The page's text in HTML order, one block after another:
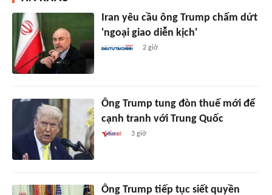
Iran yêu cầu ông Trump chấm dứt
'ngoại giao diễn kịch'
2 giờ
Ông Trump tung đòn thuế mới để
cạnh tranh với Trung Quốc
3 giờ
Ông Trump tiếp tục siết quyền